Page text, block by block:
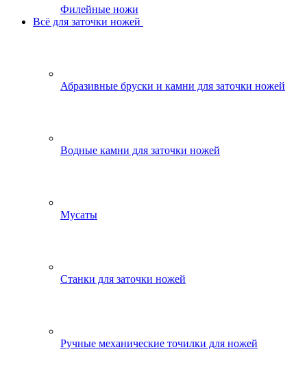
Филейные ножи
Всё для заточки ножей
Абразивные бруски и камни для заточки ножей
Водные камни для заточки ножей
Мусаты
Станки для заточки ножей
Ручные механические точилки для ножей